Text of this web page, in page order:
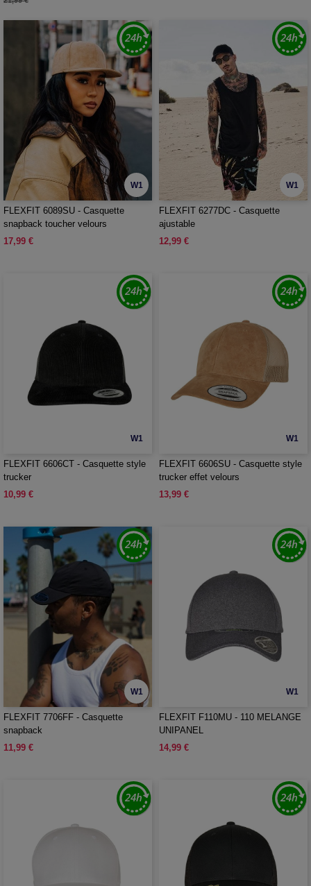
W1
FLEXFIT 6089SU - Casquette
snapback toucher velours
17,99 €
W1
FLEXFIT 6277DC - Casquette
ajustable
12,99 €
W1
FLEXFIT 6606CT - Casquette style
trucker
10,99 €
W1
FLEXFIT 6606SU - Casquette style
trucker effet velours
13,99 €
W1
FLEXFIT 7706FF - Casquette
snapback
11,99 €
W1
FLEXFIT F110MU - 110 MELANGE
UNIPANEL
14,99 €